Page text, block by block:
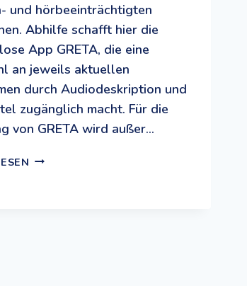
und hörbeeinträchtigten
Abhilfe schafft hier die
App GRETA, die eine
an jeweils aktuellen
durch Audiodeskription und
zugänglich macht. Für die
von GRETA wird außer…
GRETA